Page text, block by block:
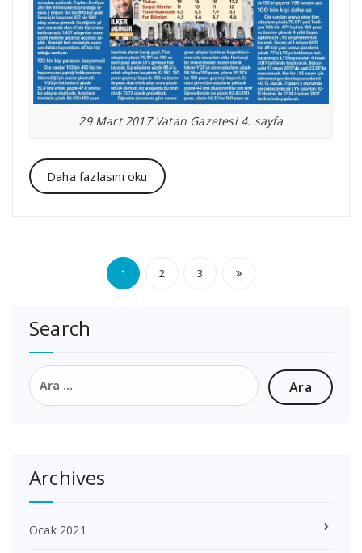
29 Mart 2017 Vatan Gazetesi 4. sayfa
Daha fazlasını oku
Yazı
1 2 3
Search
Arama:
Archives
Ocak 2021